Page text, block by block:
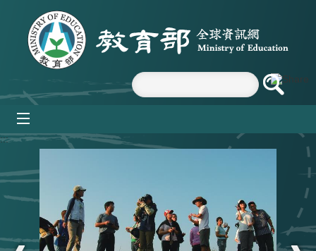
跳到主要內容區塊
:::